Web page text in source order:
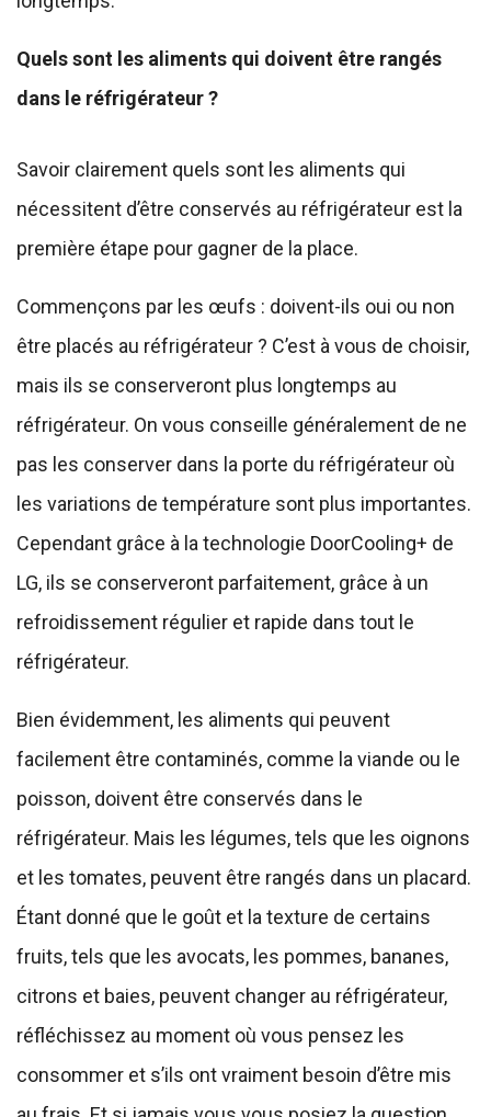
Quels sont les aliments qui doivent être rangés
dans le réfrigérateur ?
Savoir clairement quels sont les aliments qui
nécessitent d’être conservés au réfrigérateur est la
première étape pour gagner de la place.
Commençons par les œufs : doivent-ils oui ou non
être placés au réfrigérateur ? C’est à vous de choisir,
mais ils se conserveront plus longtemps au
réfrigérateur. On vous conseille généralement de ne
pas les conserver dans la porte du réfrigérateur où
les variations de température sont plus importantes.
Cependant grâce à la technologie DoorCooling+ de
LG, ils se conserveront parfaitement, grâce à un
refroidissement régulier et rapide dans tout le
réfrigérateur.
Bien évidemment, les aliments qui peuvent
facilement être contaminés, comme la viande ou le
poisson, doivent être conservés dans le
réfrigérateur. Mais les légumes, tels que les oignons
et les tomates, peuvent être rangés dans un placard.
Étant donné que le goût et la texture de certains
fruits, tels que les avocats, les pommes, bananes,
citrons et baies, peuvent changer au réfrigérateur,
réfléchissez au moment où vous pensez les
consommer et s’ils ont vraiment besoin d’être mis